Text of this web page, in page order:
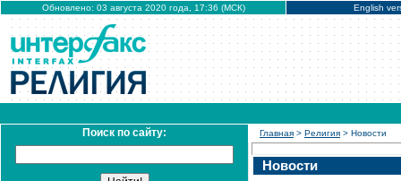
Обновлено: 03 августа 2020 года, 17:36 (МСК) English
Поиск по сайту: Главная > Религия > Новости
Новости